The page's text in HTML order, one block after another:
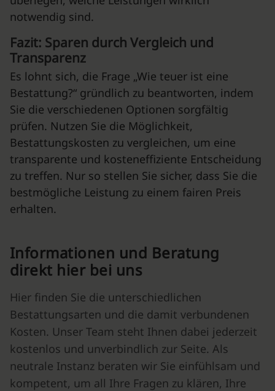
notwendig sind.
Fazit: Sparen durch Vergleich und
Transparenz
Es lohnt sich, die Frage „Wie teuer ist eine
Bestattung?“ gründlich zu beantworten, indem
Sie die verschiedenen Optionen sorgfältig
prüfen. Nutzen Sie die Möglichkeit,
Bestattungskosten zu vergleichen, um eine
transparente und kosteneffiziente Entscheidung
zu treffen. Nur so stellen Sie sicher, dass Sie die
bestmögliche Leistung zu einem fairen Preis
erhalten.
Informationen und Beratung
direkt hier bei uns
Hier finden Sie die unterschiedlichen
Bestattungsarten und die damit verbundenen
Kosten. Unser Team steht Ihnen dabei jederzeit
kostenlos und unverbindlich zur Seite. Als
neutrale Instanz beraten wir Sie einfühlsam und
kompetent, um all Ihre Fragen zu klären, Ihre